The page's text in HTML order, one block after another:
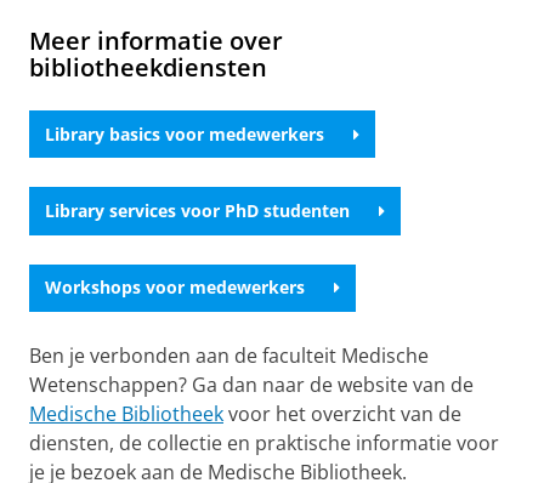
Meer informatie over
bibliotheekdiensten
Library basics voor medewerkers
Library services voor PhD studenten
Workshops voor medewerkers
Ben je verbonden aan de faculteit Medische
Wetenschappen? Ga dan naar de website van de
Medische Bibliotheekvoor het overzicht van de
diensten, de collectie en praktische informatie voor
je je bezoek aan de Medische Bibliotheek.